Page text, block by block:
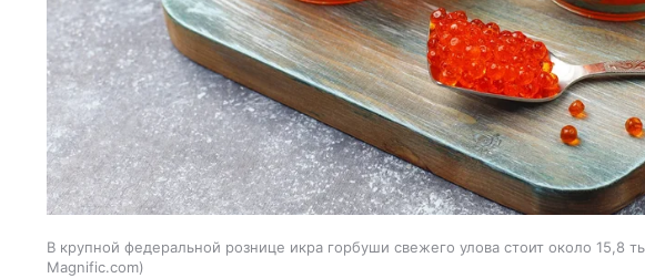
В крупной федеральной рознице икра горбуши свежего улова стоит около 15,8
Magnific.com